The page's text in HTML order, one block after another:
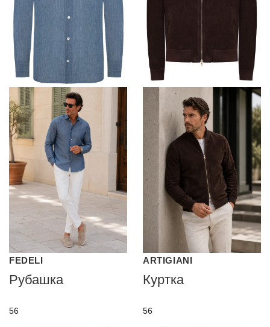
FEDELI
Рубашка
56
ARTIGIANI
Куртка
56